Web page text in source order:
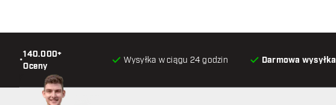
•
140.000+
Oceny
Wysyłka w ciągu 24 godzin Darmowa wysyłka